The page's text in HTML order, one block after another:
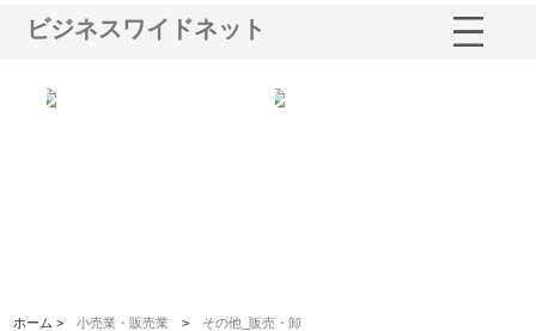
ビジネスワイドネット
ホーム >小売業・販売業 > その他_販売・卸